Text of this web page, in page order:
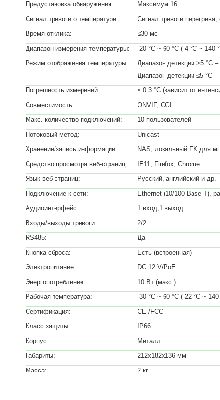
Предустановка обнаружения:
Максимум 16
Сигнал тревоги о температуре:
Сигнал тревоги
Время отклика:
≤30 мс
Диапазон измерения температуры:
-20 °С ~ 60 °С (-4 °С ~ 140
Режим отображения температуры:
Диапазон детекции >5 °C
Диапазон детекции ≤5 °C
Погрешность измерений:
≤ 0.3 °C (зависит от
Совместимость:
ONVIF, CGI
Макс. количество подключений:
10 пользователей
Потоковый метод:
Unicast
Хранение/запись информации:
NAS, локальный ПК для
Средство просмотра веб-страниц:
IE11, Firefox, Chrome
Язык веб-страниц:
Русский, английский и др.
Подключение к сети:
Ethernet (10/100 Base-T),
Аудиоинтерфейс:
1 вход,1 выход
Входы/выходы тревоги:
2/2
RS485:
Да
Кнопка сброса:
Есть (встроенная)
Электропитание:
DC 12 V/PoE
Энергопотребление:
10 Вт (макс.)
Рабочая температура:
-30 °С ~ 60 °С (-22 °С ~ 140
Сертификация:
CE /FCC
Класс защиты:
IP66
Корпус:
Металл
Габариты:
212x182x136 мм
Масса:
2 кг